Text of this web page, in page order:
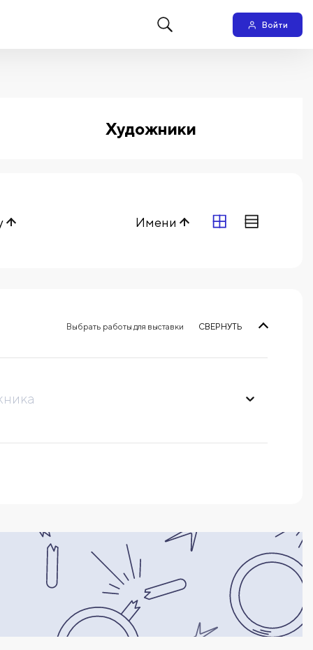
Войти
Художники
Выбрать работы для выставки СВЕРНУТЬ
Имени